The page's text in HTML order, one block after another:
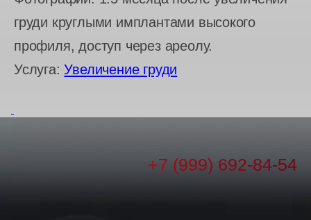
груди круглыми имплантами высокого
профиля, доступ через ареолу.
Услуга:Увеличение груди
+7 (999) 692-84-54